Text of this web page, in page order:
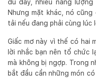
đủ đầy, nhiều năng
Nhưng mặt khác, nó
tải nếu đang phải cùng lúc
Giấc mơ này vì thế có hai
lời nhắc bạn nên tổ chức
mà không bị ngợp. Trong
bắt đầu cần những món